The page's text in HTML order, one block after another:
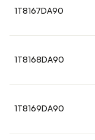
1T8167DA90
1T8168DA90
1T8169DA90